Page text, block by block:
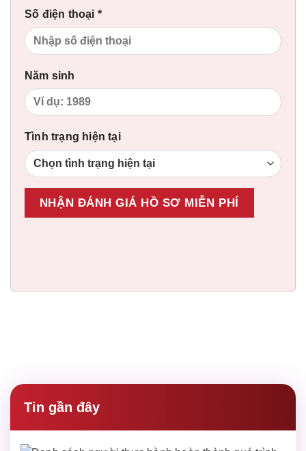
Số điện thoại *
Năm sinh
Tình trạng hiện tại
Tin gần đây